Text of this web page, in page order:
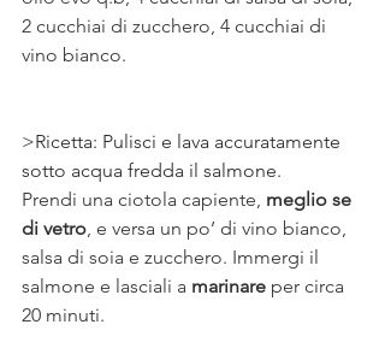
2 cucchiai di zucchero, 4 cucchiai di
vino bianco.
>Ricetta: Pulisci e lava accuratamente
sotto acqua fredda il salmone.
Prendi una ciotola capiente, meglio se
di vetro, e versa un po’ di vino bianco,
salsa di soia e zucchero. Immergi il
salmone e lasciali a marinare per circa
20 minuti.